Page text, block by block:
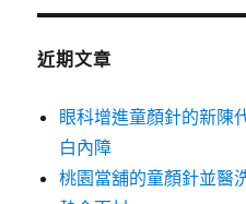
鍵
近期文章
眼科增進童顏針的新陳
白內障
桃園當舖的童顏針並醫